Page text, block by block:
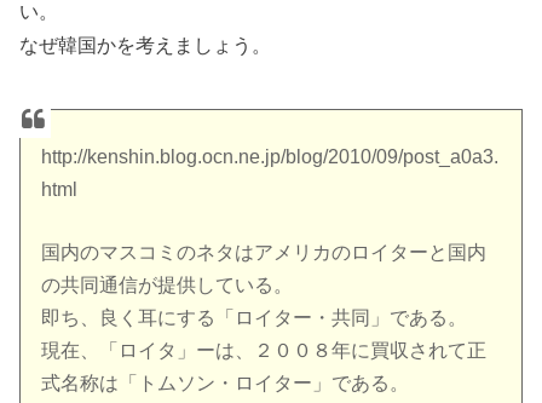
い。
なぜ韓国かを考えましょう。
http://kenshin.blog.ocn.ne.jp/blog/2010/09/post_a0a3.
html
国内のマスコミのネタはアメリカのロイターと国内
の共同通信が提供している。
即ち、良く耳にする「ロイター・共同」である。
現在、「ロイタ」ーは、２００８年に買収されて正
式名称は「トムソン・ロイター」である。